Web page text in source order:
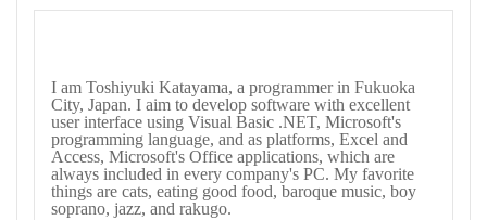
I am Toshiyuki Katayama, a programmer in Fukuoka
City, Japan. I aim to develop software with excellent
user interface using Visual Basic .NET, Microsoft's
programming language, and as platforms, Excel and
Access, Microsoft's Office applications, which are
always included in every company's PC. My favorite
things are cats, eating good food, baroque music, boy
soprano, jazz, and rakugo.